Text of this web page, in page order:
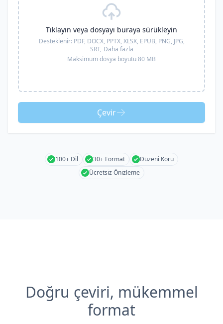
Tıklayın veya dosyayı buraya sürükleyin
Desteklenir: PDF, DOCX, PPTX, XLSX, EPUB, PNG, JPG,
SRT, Daha fazla
Maksimum dosya boyutu 80 MB
Çevir
100+ Dil 30+ Format
Düzeni Koru
Ücretsiz Önizleme
Doğru çeviri, mükemmel
format